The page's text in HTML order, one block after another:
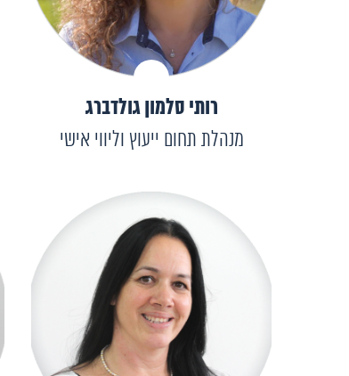
רותי סלמון גולדברג
מנהלת תחום ייעוץ וליווי אישי